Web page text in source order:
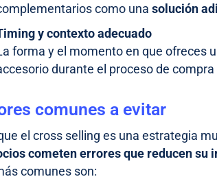
como unasolución
y contexto adecuado
forma y el momento en que ofreces
durante el proceso de
comunes a evitar
el cross selling es una estrategia
cometen errores que reducen
comunes son: